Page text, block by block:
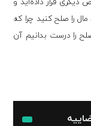
مال را صلح کنید چرا که
را درست بدانیم آن